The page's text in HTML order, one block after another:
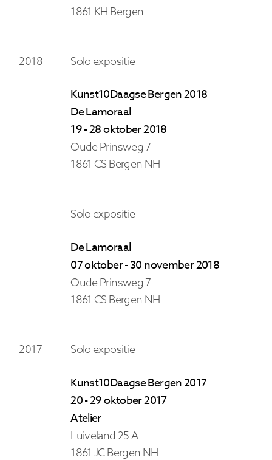
2017 Solo expositie
Kunst10Daagse Bergen 2017
20 - 29 oktober 2017
Atelier
Luiveland 25 A
1861 JC Bergen NH
2018 Solo expositie
Kunst10Daagse Bergen 2018
De Lamoraal
19 - 28 oktober 2018
Oude Prinsweg 7
1861 CS Bergen NH
Solo expositie
De Lamoraal
07 oktober - 30 november 2018
Oude Prinsweg 7
1861 CS Bergen NH
1861 KH Bergen